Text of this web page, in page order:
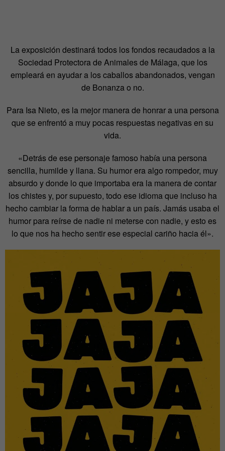
La exposición destinará todos los fondos recaudados a la
Sociedad Protectora de Animales de Málaga, que los
empleará en ayudar a los caballos abandonados, vengan
de Bonanza o no.
Para Isa Nieto, es la mejor manera de honrar a una persona
que se enfrentó a muy pocas respuestas negativas en su
vida.
«Detrás de ese personaje famoso había una persona
sencilla, humilde y llana. Su humor era algo rompedor, muy
absurdo y donde lo que importaba era la manera de contar
los chistes y, por supuesto, todo ese idioma que incluso ha
hecho cambiar la forma de hablar a un país. Jamás usaba el
humor para reírse de nadie ni meterse con nadie, y esto es
lo que nos ha hecho sentir ese especial cariño hacia él».